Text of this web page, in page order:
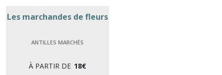
Les marchandes de fleurs
ANTILLES MARCHÉS
À PARTIR DE 18€